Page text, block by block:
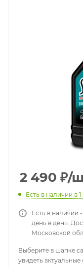
2 490 ₽/
Есть в наличии в
Есть в наличии
день в день.
Московской
Выберите в шапке
увидеть актуальные